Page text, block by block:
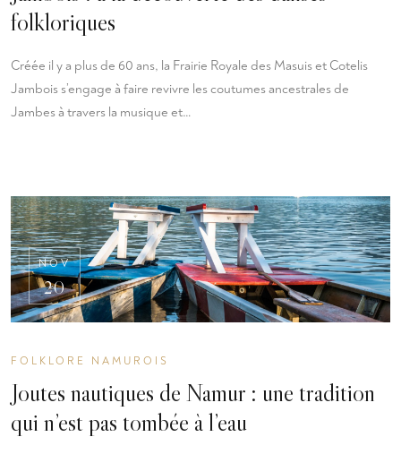
folkloriques
Créée il y a plus de 60 ans, la Frairie Royale des Masuis et Cotelis
Jambois s’engage à faire revivre les coutumes ancestrales de
Jambes à travers la musique et…
NOV
20
FOLKLORE NAMUROIS
Joutes nautiques de Namur : une tradition
qui n’est pas tombée à l’eau